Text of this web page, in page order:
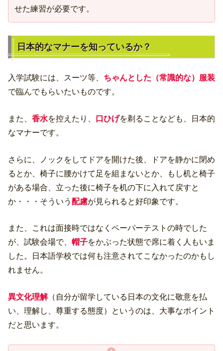
せた練習が必要です。
日本的なマナーを知っているか？
入学試験には、スーツ等、 ちゃんとした（常識的な）服装
で臨んでもらいたいものです。
また、 香水を控えたり、 口ひげを剃ることなども、日本的
なマナーです。
さらに、ノックをしてドアを開けた後、ドアを静かに閉め
るとか、椅子に腰かけて足を組まないとか、もし机と椅子
がある場合、立った後に椅子を机の下に入れて戻すと
か・・・そういう 配慮が見られると好印象です。
また、これは面接時ではなくペーパーテストの時でした
が、試験会場で、 帽子をかぶった状態で席に着く人もいま
した。日本語学校では何も注意されてこなかったのかもし
れません。
異文化理解（自分が留学している日本の文化に敬意を払
い、理解し、尊重する態度）というのは、大事なポイント
だと思います。